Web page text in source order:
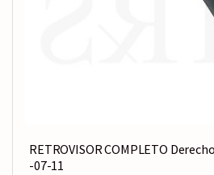
RETROVISOR COMPLETO
-07-11